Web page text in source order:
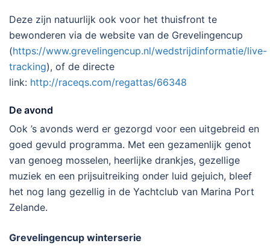
Deze zijn natuurlijk ook voor het thuisfront te
bewonderen via de website van de Grevelingencup
(https://www.grevelingencup.nl/wedstrijdinformatie/live-
tracking), of de directe
link: http://raceqs.com/regattas/66348
De avond
Ook ’s avonds werd er gezorgd voor een uitgebreid en
goed gevuld programma. Met een gezamenlijk genot
van genoeg mosselen, heerlijke drankjes, gezellige
muziek en een prijsuitreiking onder luid gejuich, bleef
het nog lang gezellig in de Yachtclub van Marina Port
Zelande.
Grevelingencup winterserie